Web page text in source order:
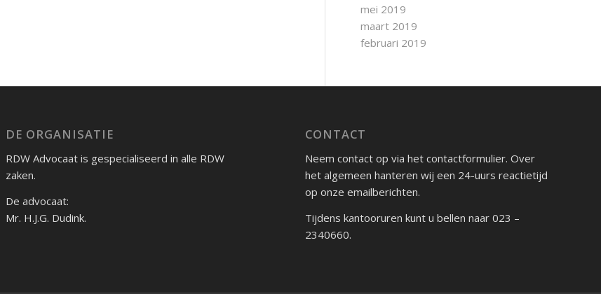
mei 2019
maart 2019
februari 2019
DE ORGANISATIE
RDW Advocaat is gespecialiseerd in alle RDW
zaken.
De advocaat:
Mr. H.J.G. Dudink.
CONTACT
Neem contact op via het contactformulier. Over
het algemeen hanteren wij een 24-uurs reactietijd
op onze emailberichten.
Tijdens kantooruren kunt u bellen naar 023 –
2340660.